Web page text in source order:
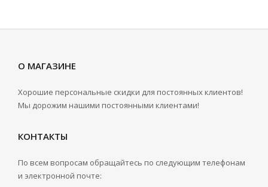
О МАГАЗИНЕ
Хорошие персональные скидки для постоянных клиентов!
Мы дорожим нашими постоянными клиентами!
КОНТАКТЫ
По всем вопросам обращайтесь по следующим телефонам
и электронной почте: